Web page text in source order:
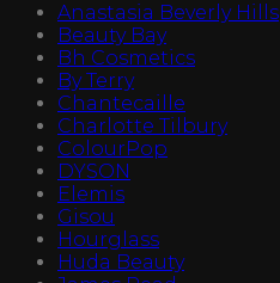
Anastasia Beverly Hills
Beauty Bay
Bh Cosmetics
By Terry
Chantecaille
Charlotte Tilbury
ColourPop
DYSON
Elemis
Gisou
Hourglass
Huda Beauty